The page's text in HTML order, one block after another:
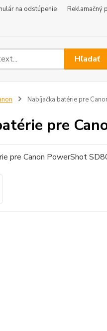
na odstúpenie
Reklamačný
Hľadať
Nabíjačka batérie pre
pre